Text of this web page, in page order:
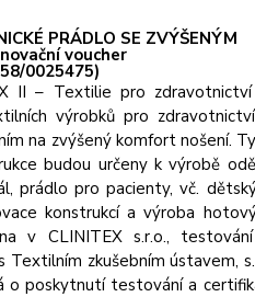
PRÁDLO SE ZVÝŠENÝM
voucher
0025475)
II – Textilie pro
výrobků pro
na zvýšený komfort nošení.
budou určeny k výrobě
prádlo pro pacienty, vč.
konstrukcí a výroba
v CLINITEX s.r.o.,
Textilním zkušebním ústavem,
o poskytnutí testování a